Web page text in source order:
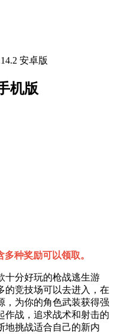
机版
种奖励可以领取。
十分好玩的枪战逃生游
的竞技场可以去进入，在
，为你的角色武装获得强
作战，追求战术和射击的
地挑战适合自己的新内